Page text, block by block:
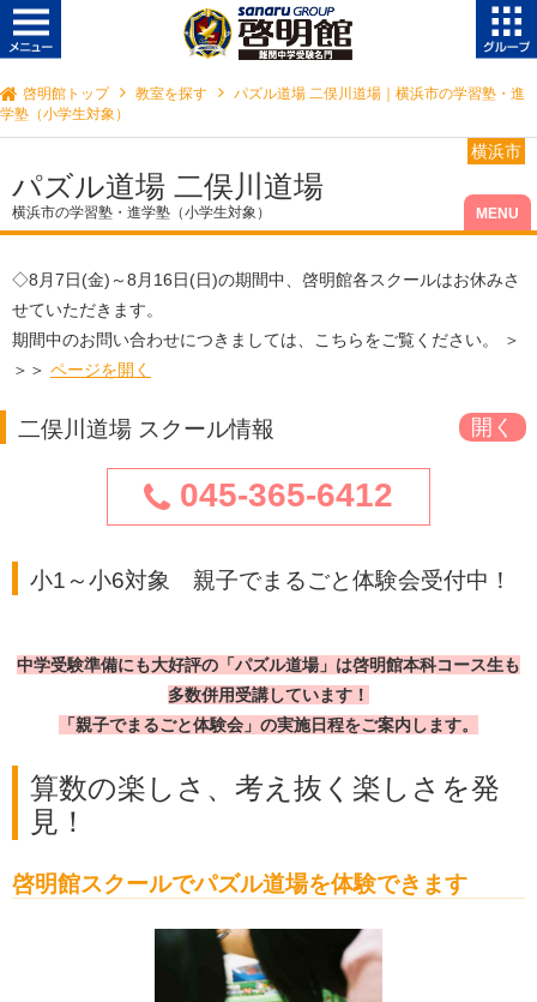
啓明館トップ 教室を探す
パズル道場 二俣川道場｜横浜市の学習塾・進
学塾（小学生対象）
パズル道場 二俣川道場
横浜市の学習塾・進学塾（小学生対象）
横浜市
◇8月7日(金)～8月16日(日)の期間中、啓明館各スクールはお休みさ
せていただきます。
期間中のお問い合わせにつきましては、こちらをご覧ください。 ＞
＞＞ ページを開く
二俣川道場 スクール情報
045-365-6412
小1～小6対象 親子でまるごと体験会受付中！
中学受験準備にも大好評の「パズル道場」は啓明館本科コース生も
多数併用受講しています！
「親子でまるごと体験会」の実施日程をご案内します。
算数の楽しさ、考え抜く楽しさを発
見！
啓明館スクールでパズル道場を体験できます